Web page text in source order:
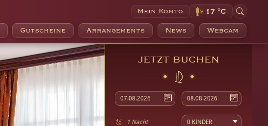
Gutscheine Arrangements News Webcam
Mein Konto 17 °C
JETZT BUCHEN
07.08.2026 08.08.2026
1 Nacht 0 KINDER